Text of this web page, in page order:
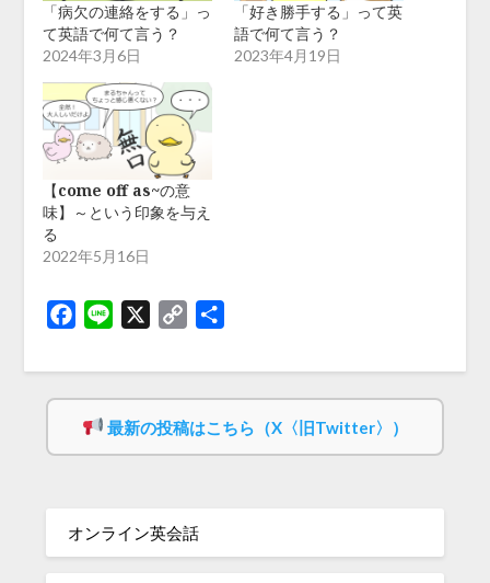
「病欠の連絡をする」っ
て英語で何て言う？
2024年3月6日
「好き勝手する」って英
語で何て言う？
2023年4月19日
【come off as~の意
味】～という印象を与え
る
2022年5月16日
Facebook
Line
Copy
最新の投稿はこちら（X〈旧Twitter〉）
オンライン英会話